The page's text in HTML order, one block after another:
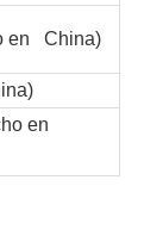
en China)
en